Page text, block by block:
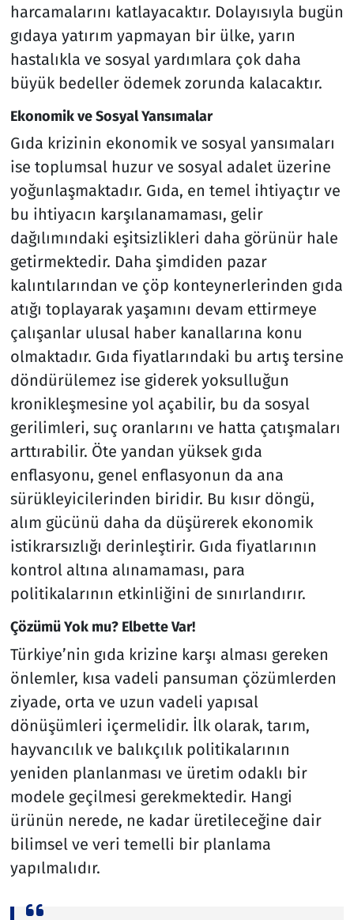
harcamalarını katlayacaktır. Dolayısıyla bugün
gıdaya yatırım yapmayan bir ülke, yarın
hastalıkla ve sosyal yardımlara çok daha
büyük bedeller ödemek zorunda kalacaktır.
Ekonomik ve Sosyal Yansımalar
Gıda krizinin ekonomik ve sosyal yansımaları
ise toplumsal huzur ve sosyal adalet üzerine
yoğunlaşmaktadır. Gıda, en temel ihtiyaçtır ve
bu ihtiyacın karşılanamaması, gelir
dağılımındaki eşitsizlikleri daha görünür hale
getirmektedir. Daha şimdiden pazar
kalıntılarından ve çöp konteynerlerinden gıda
atığı toplayarak yaşamını devam ettirmeye
çalışanlar ulusal haber kanallarına konu
olmaktadır. Gıda fiyatlarındaki bu artış tersine
döndürülemez ise giderek yoksulluğun
kronikleşmesine yol açabilir, bu da sosyal
gerilimleri, suç oranlarını ve hatta çatışmaları
arttırabilir. Öte yandan yüksek gıda
enflasyonu, genel enflasyonun da ana
sürükleyicilerinden biridir. Bu kısır döngü,
alım gücünü daha da düşürerek ekonomik
istikrarsızlığı derinleştirir. Gıda fiyatlarının
kontrol altına alınamaması, para
politikalarının etkinliğini de sınırlandırır.
Çözümü Yok mu? Elbette Var!
Türkiye’nin gıda krizine karşı alması gereken
önlemler, kısa vadeli pansuman çözümlerden
ziyade, orta ve uzun vadeli yapısal
dönüşümleri içermelidir. İlk olarak, tarım,
hayvancılık ve balıkçılık politikalarının
yeniden planlanması ve üretim odaklı bir
modele geçilmesi gerekmektedir. Hangi
ürünün nerede, ne kadar üretileceğine dair
bilimsel ve veri temelli bir planlama
yapılmalıdır.